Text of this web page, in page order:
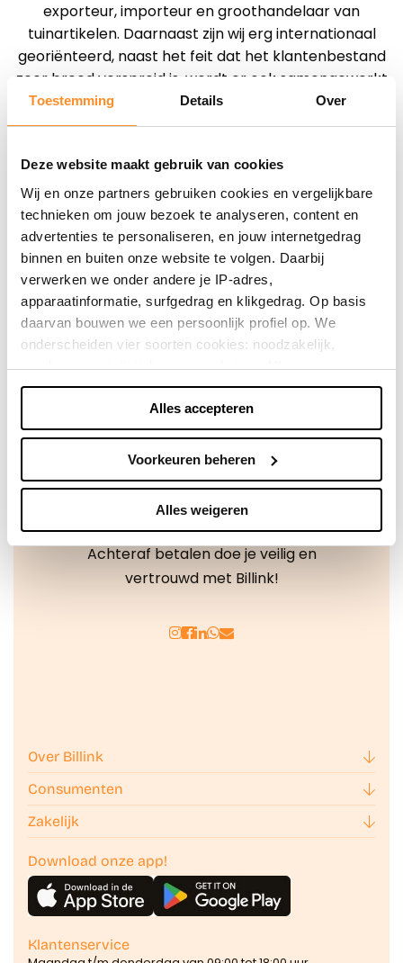
Toestemming Details Over
Deze website maakt gebruik van cookies
Wij en onze partners gebruiken cookies en vergelijkbare
technieken om jouw bezoek te analyseren, content en
advertenties te personaliseren, en jouw internetgedrag
binnen en buiten onze website te volgen. Daarbij
verwerken we onder andere je IP-adres,
apparaatinformatie, surfgedrag en klikgedrag. Op basis
daarvan bouwen we een persoonlijk profiel op. We
onderscheiden vier soorten cookies: noodzakelijk,
voorkeuren, statistieken en marketing. Alleen
noodzakelijke cookies plaatsen we zonder toestemming.
Je kunt alle cookies accepteren, weigeren, of zelf kiezen
via "Voorkeuren beheren". Je keuze kun je op elk
moment wijzigen of intrekken via de zwevende knop
en
We werken samen met42 derdendie uw gegevens
kunnen ontvangen en verwerken.
Alles accepteren
Voorkeuren beheren
Alles weigeren
exporteur, importeur en groothandelaar van
tuinartikelen. Daarnaast zijn wij erg internationaal
georiënteerd, naast het feit dat het klantenbestand
zeer breed verspreid is, wordt er ook samengewerkt
met fabrikanten over de hele wereld. Zo wordt er
samengewerkt met leveranciers vanuit Rusland, Azië,
en het feit dat wij fungeren als directe importeur,
kunnen wij onze klanten zeer aantrekkelijke prijzen
bieden.
Direct shoppen
Naar winkels
Achteraf betalen doe je veilig en
vertrouwd met Billink!
Over Billink
Consumenten
Zakelijk
Download onze app!
Klantenservice